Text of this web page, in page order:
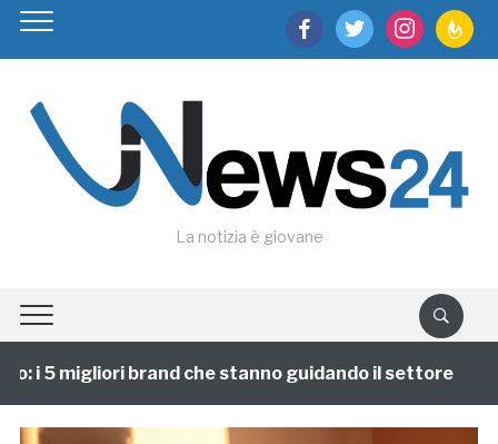
facebooktwitter instagram
La notizia è giovane
i 5 migliori brand che stanno guidando il settore